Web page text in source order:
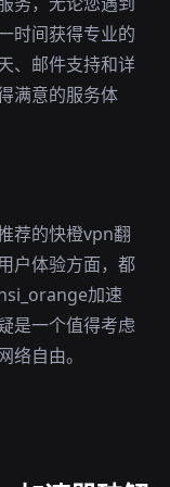
时间获得专业的
、邮件支持和详
满意的服务体
荐的快橙vpn翻
户体验方面，都
加速
是一个值得考虑
络自由。